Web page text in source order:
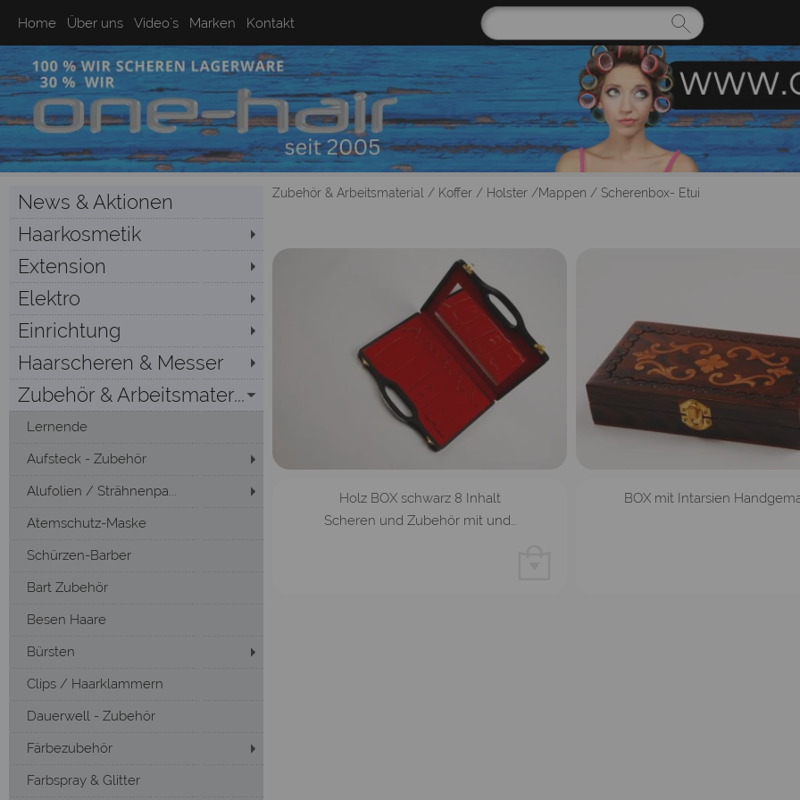
Home Über uns Video`s Marken Kontakt
News & Aktionen
Haarkosmetik
Extension
Elektro
Einrichtung
Haarscheren & Messer
Zubehör & Arbeitsmater...
Lernende
Aufsteck - Zubehör
Alufolien / Strähnenpa...
Atemschutz-Maske
Schürzen-Barber
Bart Zubehör
Besen Haare
Bürsten
Clips / Haarklammern
Dauerwell - Zubehör
Färbezubehör
Farbspray & Glitter
Zubehör & Arbeitsmaterial / Koffer / Holster /Mappen / Scherenbox- Etui
Holz BOX schwarz 8 Inhalt
Scheren und Zubehör mit und…
BOX mit Intarsien